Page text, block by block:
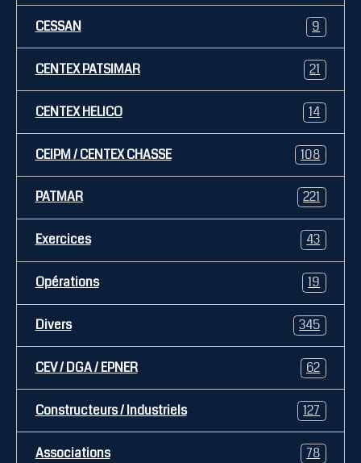
CESSAN 9
CENTEX PATSIMAR 21
CENTEX HELICO 14
CEIPM / CENTEX CHASSE 108
PATMAR 221
Exercices 43
Opérations 19
Divers 345
CEV / DGA / EPNER 62
Constructeurs / Industriels 127
Associations 78